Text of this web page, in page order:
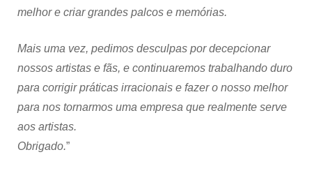
melhor e criar grandes palcos e memórias.
Mais uma vez, pedimos desculpas por decepcionar
nossos artistas e fãs, e continuaremos trabalhando duro
para corrigir práticas irracionais e fazer o nosso melhor
para nos tornarmos uma empresa que realmente serve
aos artistas.
Obrigado.”